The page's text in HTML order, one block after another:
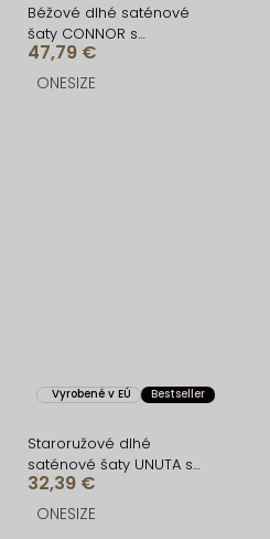
Béžové dlhé saténové
šaty CONNOR s
rázporkom
47,79 €
ONESIZE
Vyrobené v EÚ Bestseller
Staroružové dlhé
saténové šaty UNUTA s
odhaleným chrbtom
32,39 €
ONESIZE